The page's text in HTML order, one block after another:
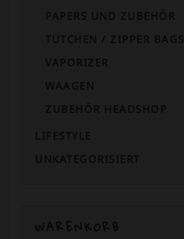
PAPERS UND ZUBEHÖR
TÜTCHEN / ZIPPER BAGS
VAPORIZER
WAAGEN
ZUBEHÖR HEADSHOP
LIFESTYLE
UNKATEGORISIERT
WARENKORB